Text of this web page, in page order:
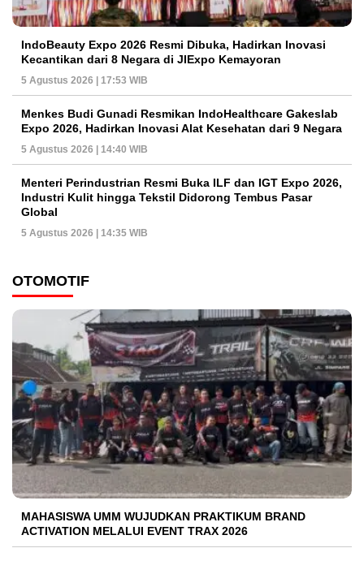
IndoBeauty Expo 2026 Resmi Dibuka, Hadirkan Inovasi
Kecantikan dari 8 Negara di JIExpo Kemayoran
5 Agustus 2026 | 17:53 WIB
Menkes Budi Gunadi Resmikan IndoHealthcare Gakeslab
Expo 2026, Hadirkan Inovasi Alat Kesehatan dari 9 Negara
5 Agustus 2026 | 14:40 WIB
Menteri Perindustrian Resmi Buka ILF dan IGT Expo 2026,
Industri Kulit hingga Tekstil Didorong Tembus Pasar
Global
5 Agustus 2026 | 14:35 WIB
OTOMOTIF
MAHASISWA UMM WUJUDKAN PRAKTIKUM BRAND
ACTIVATION MELALUI EVENT TRAX 2026